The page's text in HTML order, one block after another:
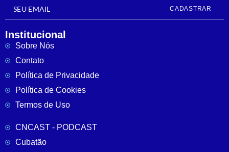
CADASTRAR
Institucional
Sobre Nós
Contato
Política de Privacidade
Política de Cookies
Termos de Uso
CNCAST - PODCAST
Cubatão